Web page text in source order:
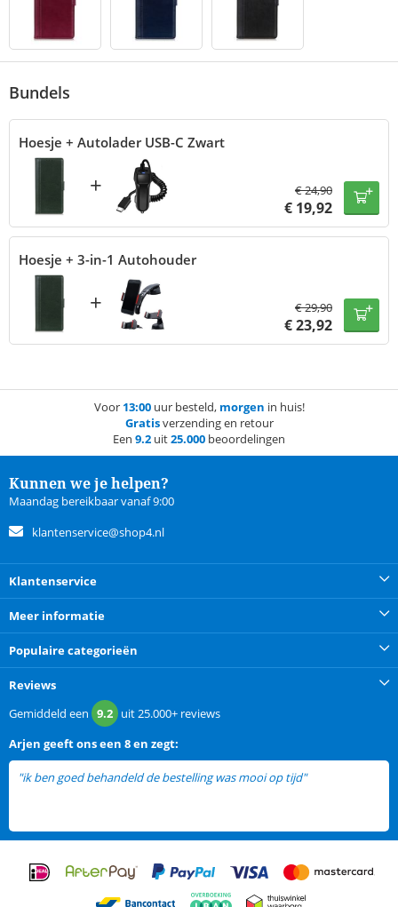
Bundels
Hoesje + Autolader USB-C Zwart
+ €24,90
€ 19,92
Hoesje + 3-in-1 Autohouder
+ €29,90
€23,92
Voor 13:00uur besteld, morgen in huis!
Gratisverzending en retour
Een 9.2 uit25.000 beoordelingen
Kunnen we je helpen?
Maandag bereikbaar vanaf 9:00
klantenservice@shop4.nl
Klantenservice
Meer informatie
Populaire categorieën
Reviews
Gemiddeld een 9.2 uit25.000+ reviews
Arjen geeft ons een 8 en zegt:
"ik ben goed behandeld de bestelling was mooi op tijd"